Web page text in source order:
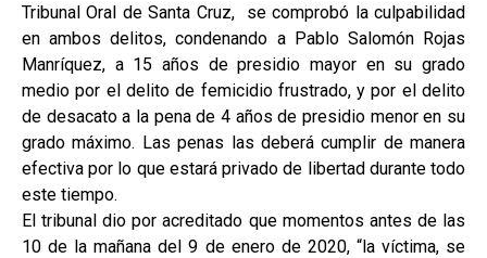
Tribunal Oral de Santa Cruz, se comprobó la culpabilidad
en ambos delitos, condenando a Pablo Salomón Rojas
Manríquez, a 15 años de presidio mayor en su grado
medio por el delito de femicidio frustrado, y por el delito
de desacato a la pena de 4 años de presidio menor en su
grado máximo. Las penas las deberá cumplir de manera
efectiva por lo que estará privado de libertad durante todo
este tiempo.
El tribunal dio por acreditado que momentos antes de las
10 de la mañana del 9 de enero de 2020, “la víctima, se